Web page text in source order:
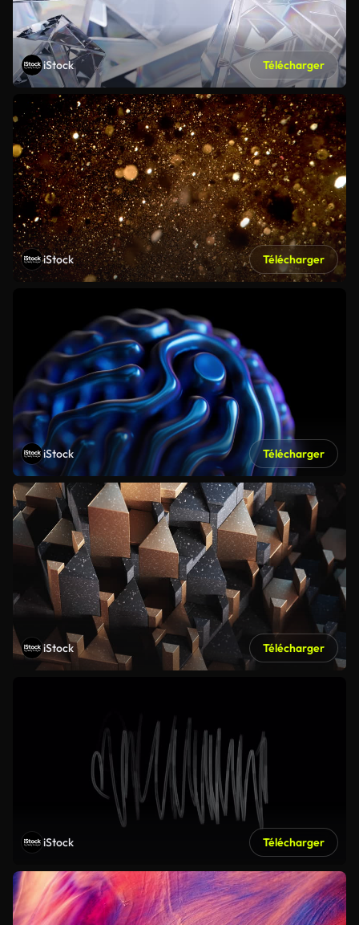
iStock Télécharger
iStock Télécharger
iStock Télécharger
iStock Télécharger
iStock Télécharger